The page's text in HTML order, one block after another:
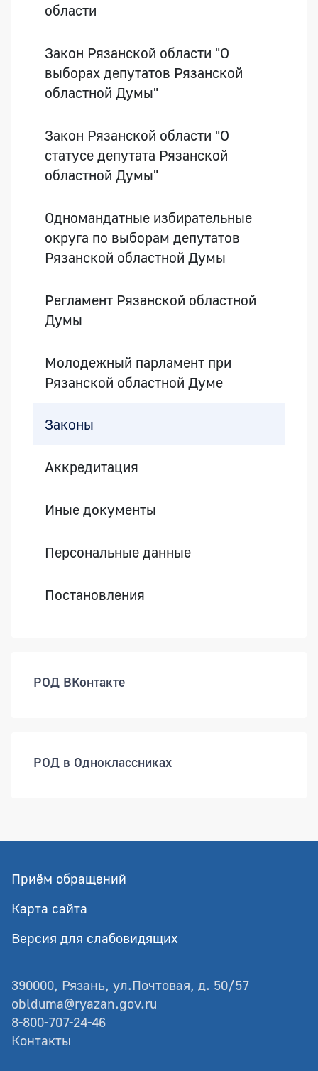
области
Закон Рязанской области "О
выборах депутатов Рязанской
областной Думы"
Закон Рязанской области "О
статусе депутата Рязанской
областной Думы"
Одномандатные избирательные
округа по выборам депутатов
Рязанской областной Думы
Регламент Рязанской областной
Думы
Молодежный парламент при
Рязанской областной Думе
Законы
Аккредитация
Иные документы
Персональные данные
Постановления
РОД ВКонтакте
РОД в Одноклассниках
Приём обращений
Карта сайта
Версия для слабовидящих
390000, Рязань, ул.Почтовая, д. 50/57
oblduma@ryazan.gov.ru
8-800-707-24-46
Контакты